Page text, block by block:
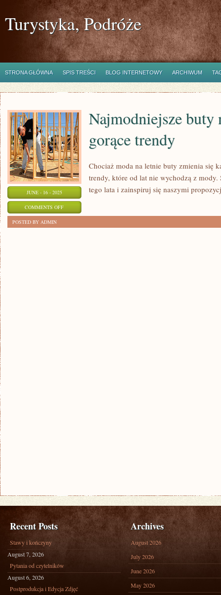
Turystyka, Podróże
STRONA GŁÓWNA SPIS TREŚCI BLOG INTERNETOWY ARCHIWUM
JUNE - 16 - 2025
COMMENTS OFFON
Najmodniejsze buty
gorące trendy
Chociaż moda na letnie buty zmienia się
trendy, które od lat nie wychodzą z
tego lata i zainspiruj się naszymi
POSTED BY ADMIN
Recent Posts
Stawy i kończyny
August 7, 2026
Pytania od czytelników
August 6, 2026
Postprodukcja i Edycja Zdjęć
Archives
August 2026
July 2026
June 2026
May 2026